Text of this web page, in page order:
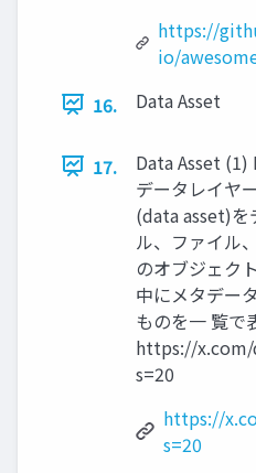
https://
io/
16.
Data Asset
17.
Data Asset (1)
データレイヤ
(data asset)を
ル、ファイル
のオブジェク
中にメタデー
ものを一 覧で
https://x.com/
s=20
https://
s=20